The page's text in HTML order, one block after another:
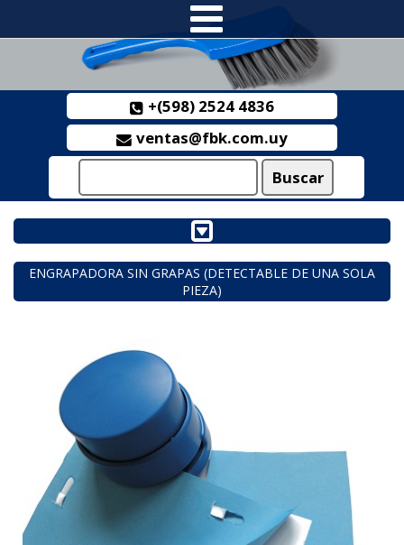
+(598) 2524 4836
ventas@fbk.com.uy
ENGRAPADORA SIN GRAPAS (DETECTABLE DE UNA SOLA
PIEZA)